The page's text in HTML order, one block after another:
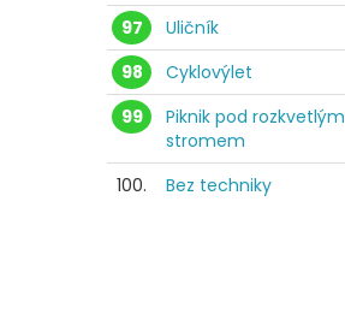
97
Uličník
98
Cyklovýlet
99
Piknik pod rozkvetlým
stromem
100.
Bez techniky